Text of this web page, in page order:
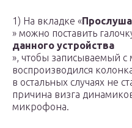
1) На вкладке «
» можно поставить
данного устройства
», чтобы записываемый
воспроизводился
в остальных случаях не
причина визга
микрофона.